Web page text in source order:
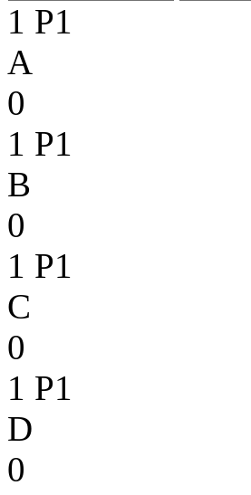
1 P1
A
0
1 P1
B
0
1 P1
C
0
1 P1
D
0